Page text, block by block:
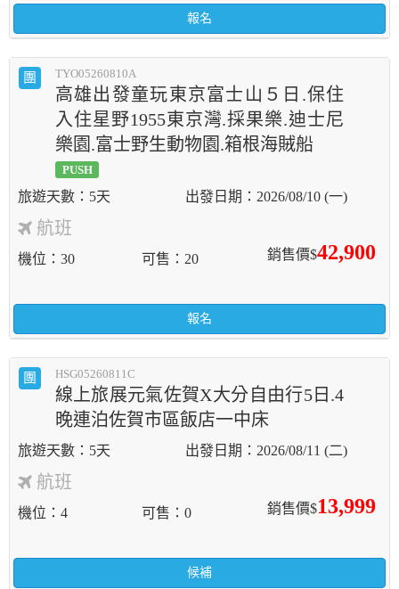
報名
團 TYO05260810A
高雄出發童玩東京富士山５日.保住
入住星野1955東京灣.採果樂.迪士尼
樂園.富士野生動物園.箱根海賊船
PUSH
5天 2026/08/10 (一)
航班
銷售價$42,900
機位 30 可售 20
報名
團 HSG05260811C
線上旅展元氣佐賀X大分自由行5日.4
晚連泊佐賀市區飯店一中床
5天 2026/08/11 (二)
航班
銷售價$13,999
機位 4 可售 0
候補